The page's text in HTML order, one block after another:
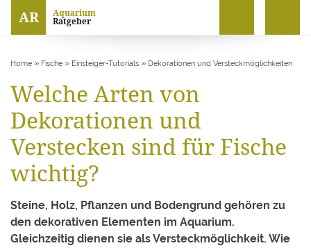
AR Aquarium
Ratgeber
Home » Fische » Einsteiger-Tutorials » Dekorationen und Versteckmöglichkeiten
Welche Arten von
Dekorationen und
Verstecken sind für Fische
wichtig?
Steine, Holz, Pflanzen und Bodengrund gehören zu
den dekorativen Elementen im Aquarium.
Gleichzeitig dienen sie als Versteckmöglichkeit. Wie